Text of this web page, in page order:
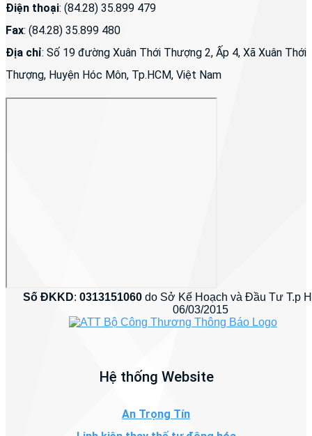
Điện thoại: (84.28) 35.899 479
Fax: (84.28) 35.899 480
Địa chỉ: Số 19 đường Xuân Thới Thượng 2, Ấp 4, Xã Xuân Thới
Thượng, Huyện Hóc Môn, Tp.HCM, Việt Nam
Số ĐKKD:0313151060 do Sở Kế Hoạch và Đầu Tư T.p
06/03/2015
Hệ thống Website
An Trọng Tín